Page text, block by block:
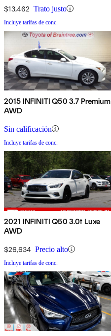
$13,462 Trato justo
Incluye tarifas de conc.
2015 INFINITI Q50 3.7 Premium
AWD
Sin calificación
Incluye tarifas de conc.
2021 INFINITI Q50 3.0t Luxe
AWD
$26,634 Precio alto
Incluye tarifas de conc.